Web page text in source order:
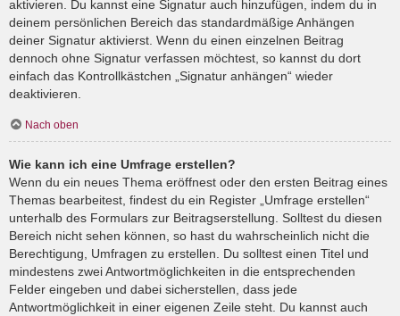
aktivieren. Du kannst eine Signatur auch hinzufügen, indem du in
deinem persönlichen Bereich das standardmäßige Anhängen
deiner Signatur aktivierst. Wenn du einen einzelnen Beitrag
dennoch ohne Signatur verfassen möchtest, so kannst du dort
einfach das Kontrollkästchen „Signatur anhängen“ wieder
deaktivieren.
Nach oben
Wie kann ich eine Umfrage erstellen?
Wenn du ein neues Thema eröffnest oder den ersten Beitrag eines
Themas bearbeitest, findest du ein Register „Umfrage erstellen“
unterhalb des Formulars zur Beitragserstellung. Solltest du diesen
Bereich nicht sehen können, so hast du wahrscheinlich nicht die
Berechtigung, Umfragen zu erstellen. Du solltest einen Titel und
mindestens zwei Antwortmöglichkeiten in die entsprechenden
Felder eingeben und dabei sicherstellen, dass jede
Antwortmöglichkeit in einer eigenen Zeile steht. Du kannst auch